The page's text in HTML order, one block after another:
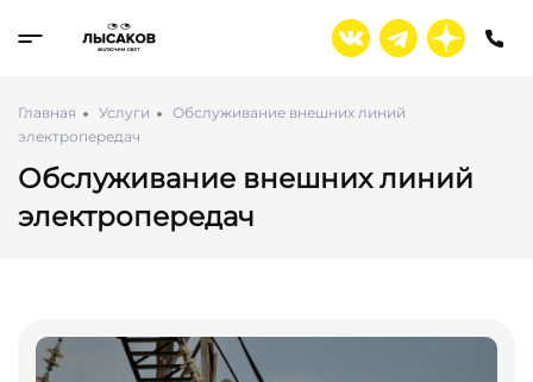
Главная Услуги
Обслуживание внешних линий
электропередач
Обслуживание внешних линий
электропередач